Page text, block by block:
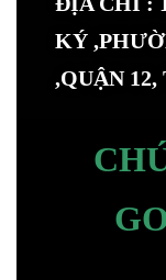
KÝ
,QUẬN 12,